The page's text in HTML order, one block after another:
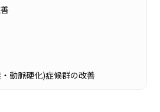
動脈硬化)症候群の改善